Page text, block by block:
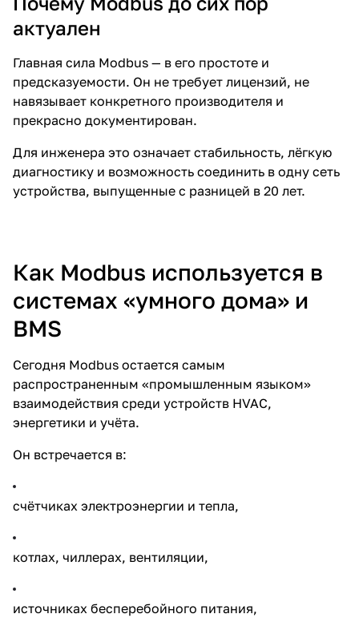
актуален
Главная сила Modbus — в его простоте и
предсказуемости. Он не требует лицензий, не
навязывает конкретного производителя и
прекрасно документирован.
Для инженера это означает стабильность, лёгкую
диагностику и возможность соединить в одну сеть
устройства, выпущенные с разницей в 20 лет.
Как Modbus используется в
системах «умного дома» и
BMS
Сегодня Modbus остается самым
распространенным «промышленным языком»
взаимодействия среди устройств HVAC,
энергетики и учёта.
Он встречается в:
счётчиках электроэнергии и тепла,
котлах, чиллерах, вентиляции,
источниках бесперебойного питания,